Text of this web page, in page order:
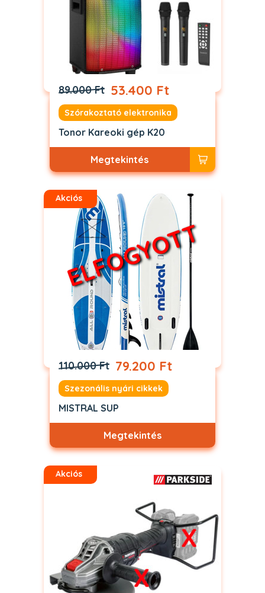
89.000 Ft 53.400 Ft
Szórakoztató elektronika
Tonor Kareoki gép K20
Megtekintés
ELFOGYOTT
Akciós
110.000 Ft 79.200 Ft
Szezonális nyári cikkek
MISTRAL SUP
Megtekintés
Akciós